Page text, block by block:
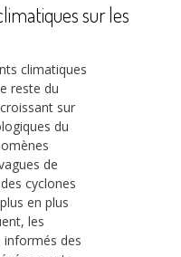
sur les
climatiques
reste du
sur
du
de
cyclones
en plus
les
des